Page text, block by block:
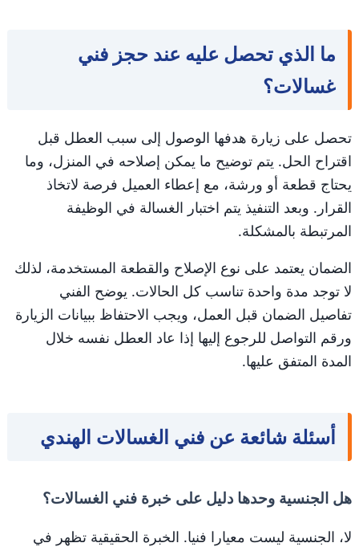
ما الذي تحصل عليه عند حجز فني
غسالات؟
تحصل على زيارة هدفها الوصول إلى سبب العطل قبل
اقتراح الحل. يتم توضيح ما يمكن إصلاحه في المنزل، وما
يحتاج قطعة أو ورشة، مع إعطاء العميل فرصة لاتخاذ
القرار. وبعد التنفيذ يتم اختبار الغسالة في الوظيفة
المرتبطة بالمشكلة.
الضمان يعتمد على نوع الإصلاح والقطعة المستخدمة، لذلك
لا توجد مدة واحدة تناسب كل الحالات. يوضح الفني
تفاصيل الضمان قبل العمل، ويجب الاحتفاظ ببيانات الزيارة
ورقم التواصل للرجوع إليها إذا عاد العطل نفسه خلال
المدة المتفق عليها.
أسئلة شائعة عن فني الغسالات الهندي
هل الجنسية وحدها دليل على خبرة فني الغسالات؟
لا، الجنسية ليست معيارا فنيا. الخبرة الحقيقية تظهر في